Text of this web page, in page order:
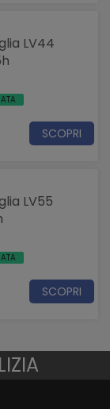
LV44
SCOPRI
LV55
SCOPRI